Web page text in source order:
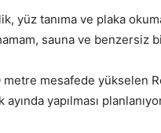
yüz tanıma ve plaka
sauna ve benzersiz
metre mesafede yükselen
yapılması